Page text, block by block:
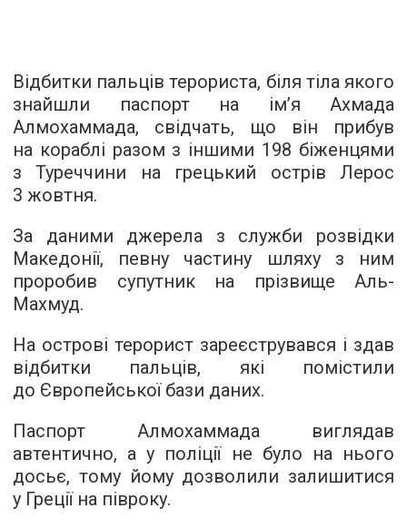
Відбитки пальців терориста, біля тіла якого
знайшли паспорт на ім’я Ахмада
Алмохаммада, свідчать, що він прибув
на кораблі разом з іншими 198 біженцями
з Туреччини на грецький острів Лерос
3 жовтня.
За даними джерела з служби розвідки
Македонії, певну частину шляху з ним
проробив супутник на прізвище Аль-
Махмуд.
На острові терорист зареєструвався і здав
відбитки пальців, які помістили
до Європейської бази даних.
Паспорт Алмохаммада виглядав
автентично, а у поліції не було на нього
досьє, тому йому дозволили залишитися
у Греції на півроку.